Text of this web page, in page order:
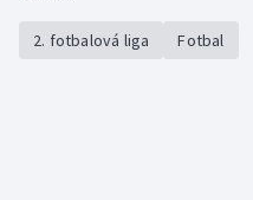
2. fotbalová liga Fotbal